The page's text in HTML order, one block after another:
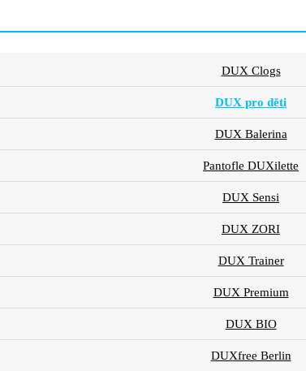
DUX Clogs
DUX pro děti
DUX Balerina
Pantofle DUXilette
DUX Sensi
DUX ZORI
DUX Trainer
DUX Premium
DUX BIO
DUXfree Berlin